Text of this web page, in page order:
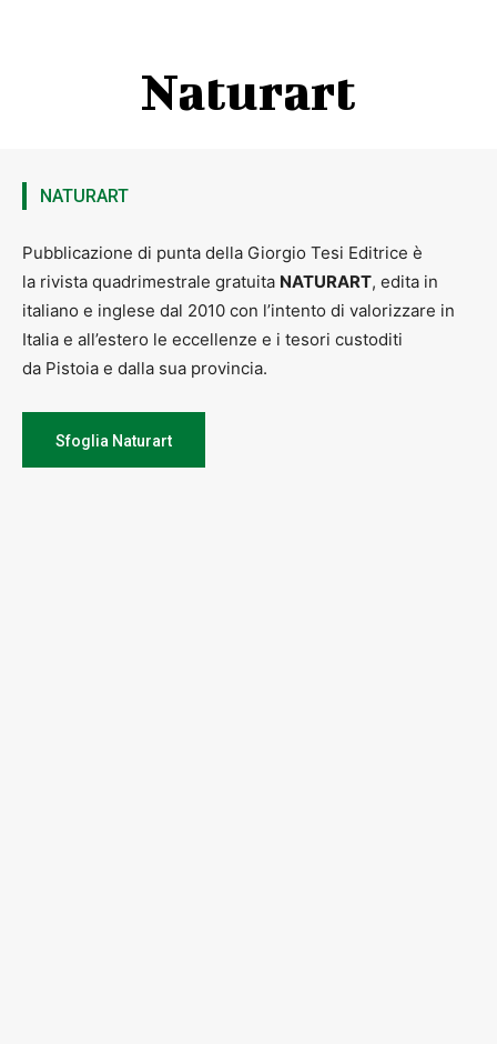
Naturart
NATURART
Pubblicazione di punta della Giorgio Tesi Editrice è
la rivista quadrimestrale gratuita NATURART, edita in
italiano e inglese dal 2010 con l’intento di valorizzare in
Italia e all’estero le eccellenze e i tesori custoditi
da Pistoia e dalla sua provincia.
Sfoglia Naturart